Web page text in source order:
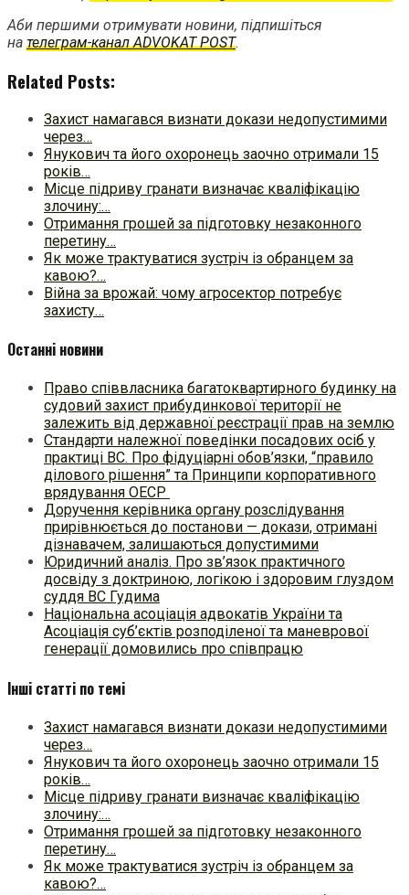
Аби першими отримувати новини, підпишіться
на телеграм-канал ADVOKAT POST.
Related Posts:
Захист намагався визнати докази недопустимими
через…
Янукович та його охоронець заочно отримали 15
років…
Місце підриву гранати визначає кваліфікацію
злочину:…
Отримання грошей за підготовку незаконного
перетину…
Як може трактуватися зустріч із обранцем за
кавою?…
Війна за врожай: чому агросектор потребує
захисту…
Останні новини
Право співвласника багатоквартирного будинку на
судовий захист прибудинкової території не
залежить від державної реєстрації прав на землю
Стандарти належної поведінки посадових осіб у
практиці ВC. Про фідуціарні обов’язки, “правило
ділового рішення” та Принципи корпоративного
врядування ОЕСР
Доручення керівника органу розслідування
прирівнюється до постанови — докази, отримані
дізнавачем, залишаються допустимими
Юридичний аналіз. Про зв’язок практичного
досвіду з доктриною, логікою і здоровим глуздом
суддя ВС Гудима
Національна асоціація адвокатів України та
Асоціація суб’єктів розподіленої та маневрової
генерації домовились про співпрацю
Інші статті по темі
Захист намагався визнати докази недопустимими
через…
Янукович та його охоронець заочно отримали 15
років…
Місце підриву гранати визначає кваліфікацію
злочину:…
Отримання грошей за підготовку незаконного
перетину…
Як може трактуватися зустріч із обранцем за
кавою?…